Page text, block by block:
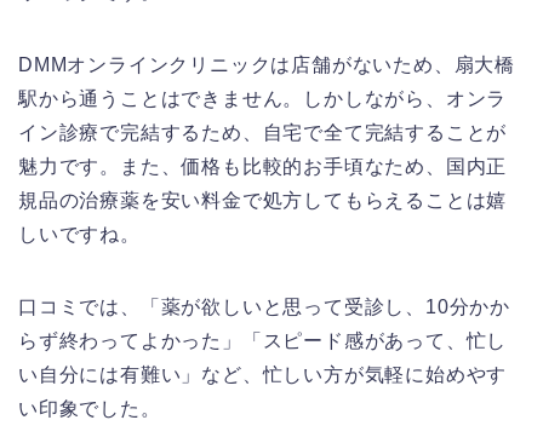
DMMオンラインクリニックは店舗がないため、扇大橋
駅から通うことはできません。しかしながら、オンラ
イン診療で完結するため、自宅で全て完結することが
魅力です。また、価格も比較的お手頃なため、国内正
規品の治療薬を安い料金で処方してもらえることは嬉
しいですね。
口コミでは、「薬が欲しいと思って受診し、10分かか
らず終わってよかった」「スピード感があって、忙し
い自分には有難い」など、忙しい方が気軽に始めやす
い印象でした。